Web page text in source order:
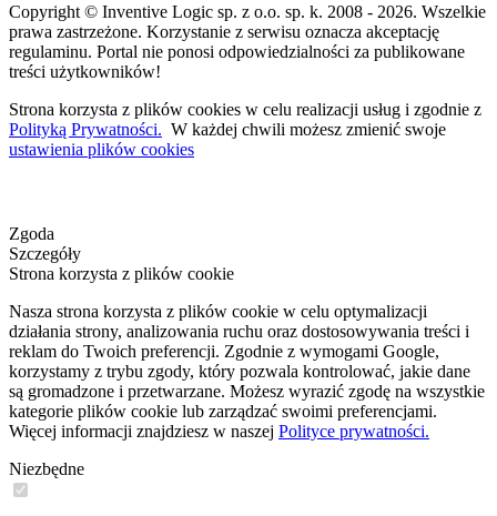
Copyright © Inventive Logic sp. z o.o. sp. k. 2008 - 2026. Wszelkie
prawa zastrzeżone. Korzystanie z serwisu oznacza akceptację
regulaminu. Portal nie ponosi odpowiedzialności za publikowane
treści użytkowników!
Strona korzysta z plików cookies w celu realizacji usług i zgodnie z
Polityką Prywatności. W każdej chwili możesz zmienić swoje
ustawienia plików cookies
Zgoda
Szczegóły
Strona korzysta z plików cookie
Nasza strona korzysta z plików cookie w celu optymalizacji
działania strony, analizowania ruchu oraz dostosowywania treści i
reklam do Twoich preferencji. Zgodnie z wymogami Google,
korzystamy z trybu zgody, który pozwala kontrolować, jakie dane
są gromadzone i przetwarzane. Możesz wyrazić zgodę na wszystkie
kategorie plików cookie lub zarządzać swoimi preferencjami.
Więcej informacji znajdziesz w naszej Polityce prywatności.
Niezbędne